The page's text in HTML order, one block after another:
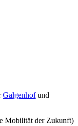
Galgenhofund
Mobilität der Zukunft)